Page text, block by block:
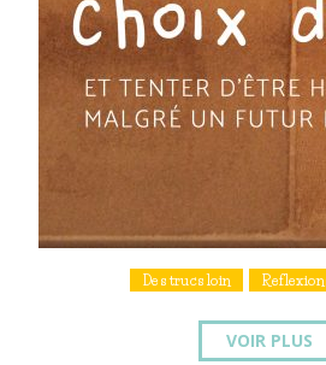
Des trucs loin
VOIR PLUS